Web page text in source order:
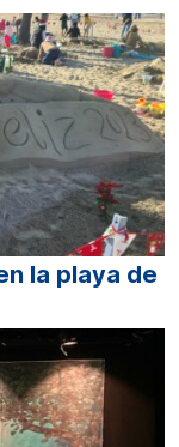
la playa de